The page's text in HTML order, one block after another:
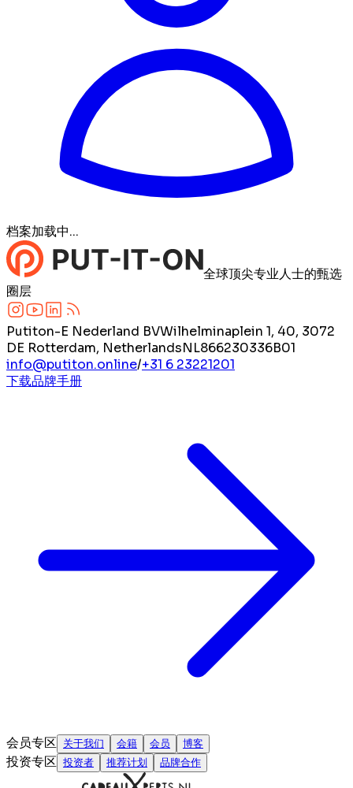
档案加载中...
全球顶尖专业人士的甄选
圈层
Putiton-E Nederland BVWilhelminaplein 1, 40, 3072
DE Rotterdam, NetherlandsNL866230336B01
info@putiton.online/+31 6 23221201
下载品牌手册
会员专区 关于我们 会籍 会员 博客
投资专区 投资者 推荐计划 品牌合作